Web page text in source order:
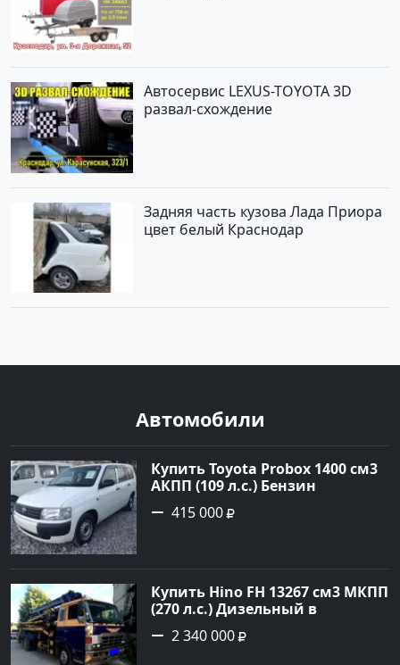
Автосервис LEXUS-TOYOTA 3D
развал-схождение
Задняя часть кузова Лада Приора
цвет белый Краснодар
Автомобили
Купить Toyota Probox 1400 см3
АКПП (109 л.с.) Бензин
инжектор в Новороссийск:
цвет белый Универсал 2010
Авторынок23
415 000
Купить Hino FH 13267 см3 МКПП
(270 л.с.) Дизельный в
г.Краснодар: цвет Синий
Грузовые шасси 1992 года по
2 340 000